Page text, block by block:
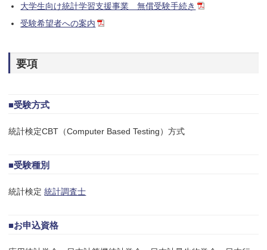
大学生向け統計学習支援事業 無償受験手続き
受験希望者への案内
要項
■受験方式
統計検定CBT（Computer Based Testing）方式
■受験種別
統計検定統計調査士
■お申込資格